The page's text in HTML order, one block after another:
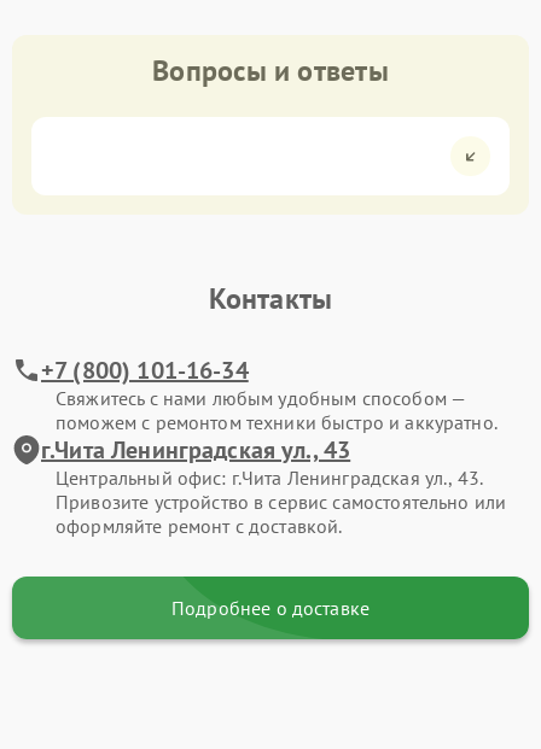
Вопросы и ответы
Контакты
+7 (800) 101-16-34
Свяжитесь с нами любым удобным способом —
поможем с ремонтом техники быстро и аккуратно.
г.Чита Ленинградская ул., 43
Центральный офис: г.Чита Ленинградская ул., 43.
Привозите устройство в сервис самостоятельно или
оформляйте ремонт с доставкой.
Подробнее о доставке